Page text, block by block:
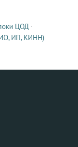
ЦОД ·
ИП, КИНН)